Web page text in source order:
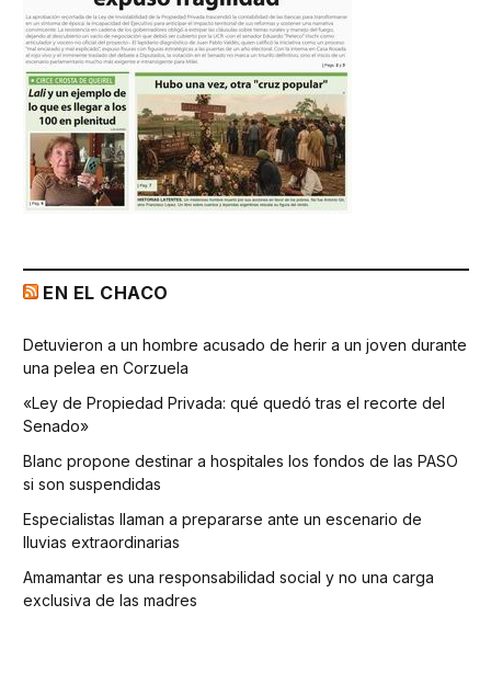
EN EL CHACO
Detuvieron a un hombre acusado de herir a un joven durante
una pelea en Corzuela
«Ley de Propiedad Privada: qué quedó tras el recorte del
Senado»
Blanc propone destinar a hospitales los fondos de las PASO
si son suspendidas
Especialistas llaman a prepararse ante un escenario de
lluvias extraordinarias
Amamantar es una responsabilidad social y no una carga
exclusiva de las madres